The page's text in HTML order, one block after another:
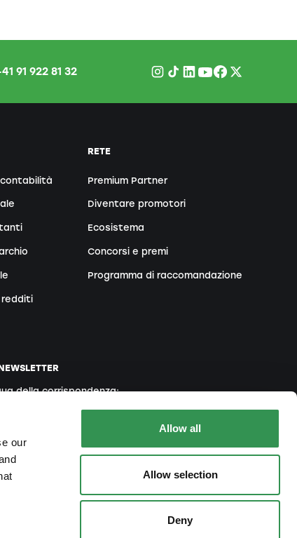
our
Allow all
Allow selection
Deny
91 922 81 32
redditi
RETE
Premium Partner
Diventare promotori
Ecosistema
Concorsi e premi
Programma di raccomandazione
della corrispondenza:
Francese Italiano
la nostra Informativa sulla Privacy